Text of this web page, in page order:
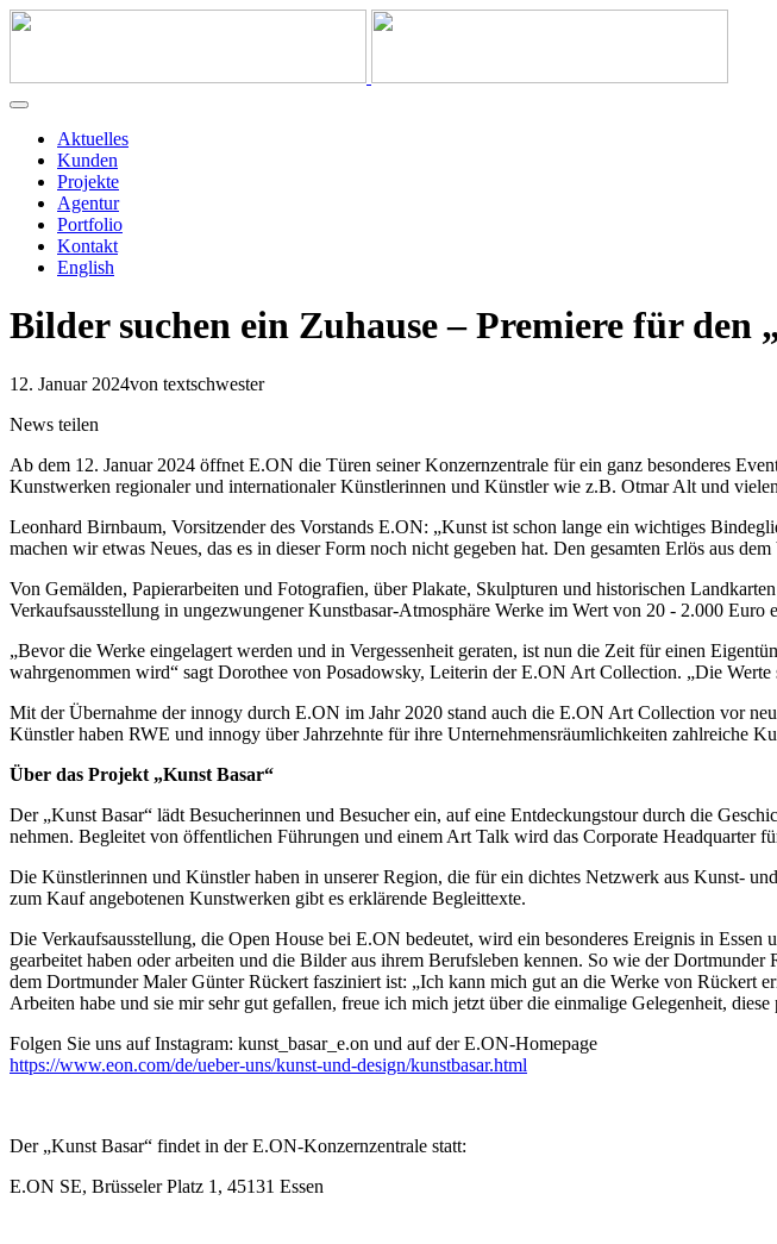
Aktuelles
Kunden
Projekte
Agentur
Portfolio
Kontakt
English
Bilder suchen ein Zuhause – Premiere für den
12. Januar 2024von textschwester
News teilen
Ab dem 12. Januar 2024 öffnet E.ON die Türen seiner Konzernzentrale für ein ganz besonderes
Kunstwerken regionaler und internationaler Künstlerinnen und Künstler wie z.B. Otmar Alt und
Leonhard Birnbaum, Vorsitzender des Vorstands E.ON: „Kunst ist schon lange ein wichtiges
machen wir etwas Neues, das es in dieser Form noch nicht gegeben hat. Den gesamten Erlös aus
Von Gemälden, Papierarbeiten und Fotografien, über Plakate, Skulpturen und historischen
Verkaufsausstellung in ungezwungener Kunstbasar-Atmosphäre Werke im Wert von 20 - 2.000 Euro
„Bevor die Werke eingelagert werden und in Vergessenheit geraten, ist nun die Zeit für einen
wahrgenommen wird“ sagt Dorothee von Posadowsky, Leiterin der E.ON Art Collection. „Die
Mit der Übernahme der innogy durch E.ON im Jahr 2020 stand auch die E.ON Art Collection vor
Künstler haben RWE und innogy über Jahrzehnte für ihre Unternehmensräumlichkeiten zahlreiche
Über das Projekt „Kunst Basar“
Der „Kunst Basar“ lädt Besucherinnen und Besucher ein, auf eine Entdeckungstour durch die
nehmen. Begleitet von öffentlichen Führungen und einem Art Talk wird das Corporate Headquarter
Die Künstlerinnen und Künstler haben in unserer Region, die für ein dichtes Netzwerk aus Kunst-
zum Kauf angebotenen Kunstwerken gibt es erklärende Begleittexte.
Die Verkaufsausstellung, die Open House bei E.ON bedeutet, wird ein besonderes Ereignis in
gearbeitet haben oder arbeiten und die Bilder aus ihrem Berufsleben kennen. So wie der
dem Dortmunder Maler Günter Rückert fasziniert ist: „Ich kann mich gut an die Werke von Rückert
Arbeiten habe und sie mir sehr gut gefallen, freue ich mich jetzt über die einmalige Gelegenheit,
Folgen Sie uns auf Instagram: kunst_basar_e.on und auf der E.ON-Homepage
https://www.eon.com/de/ueber-uns/kunst-und-design/kunstbasar.html
Der „Kunst Basar“ findet in der E.ON-Konzernzentrale statt:
E.ON SE, Brüsseler Platz 1, 45131 Essen